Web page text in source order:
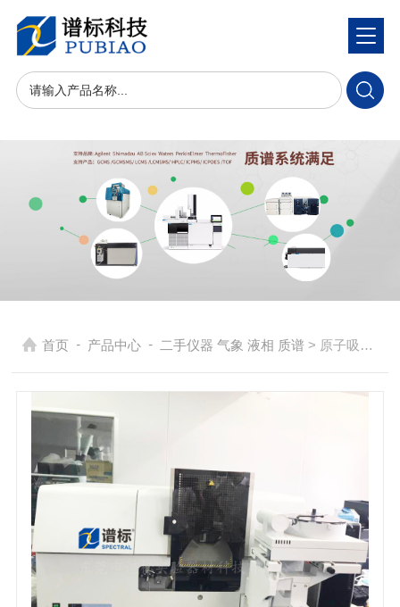
首页 - 产品中心 - 二手仪器 气象 液相 质谱 > 原子吸收光谱仪二手PE AAnalyst800珀金埃尔默